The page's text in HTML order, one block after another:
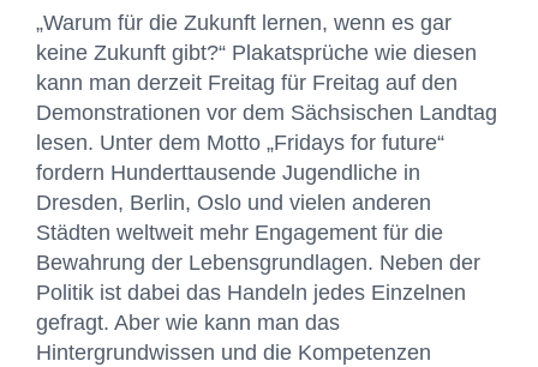
„Warum für die Zukunft lernen, wenn es gar
keine Zukunft gibt?“ Plakatsprüche wie diesen
kann man derzeit Freitag für Freitag auf den
Demonstrationen vor dem Sächsischen Landtag
lesen. Unter dem Motto „Fridays for future“
fordern Hunderttausende Jugendliche in
Dresden, Berlin, Oslo und vielen anderen
Städten weltweit mehr Engagement für die
Bewahrung der Lebensgrundlagen. Neben der
Politik ist dabei das Handeln jedes Einzelnen
gefragt. Aber wie kann man das
Hintergrundwissen und die Kompetenzen